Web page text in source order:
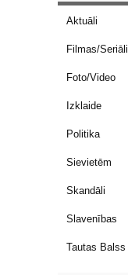
Aktuāli
Filmas/Seriāli
Foto/Video
Izklaide
Politika
Sievietēm
Skandāli
Slavenības
Tautas Balss